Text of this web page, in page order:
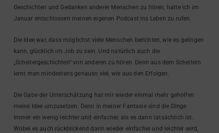
Geschichten und Gedanken anderer Menschen zu hören, hatte ich im
Januar entschlossen meinen eigenen Podcast ins Leben zu rufen.
Die Idee war, dass möglichst viele Menschen berichten, wie es gelingen
kann, glücklich im Job zu sein. Und natürlich auch die
„Scheitergeschichten“ von anderen zu hören. Denn aus dem Scheitern
lernt man mindestens genauso viel, wie aus den Erfolgen.
Die Gabe der Unterschätzung hat mir wieder einmal mehr geholfen
meine Idee umzusetzen. Denn in meiner Fantasie sind die Dinge
immer ein wenig leichter und einfacher, als es dann tatsächlich ist.
Wobei es auch rückblickend dann wieder einfacher und leichter wird,